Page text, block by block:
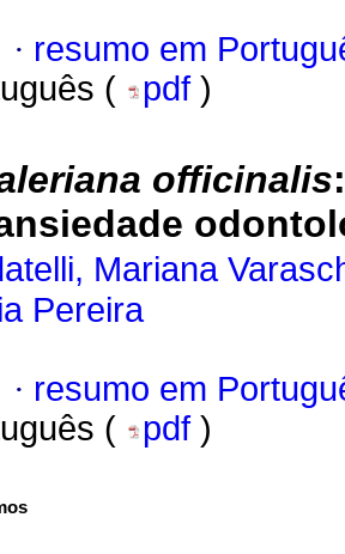
· resumo em
(
pdf )
officinalis
Mariana
Pereira
· resumo em
(
pdf )